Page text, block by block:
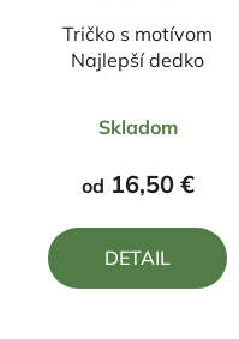
Tričko s motívom
Najlepší dedko
hodnotenie
produktu
je
5,0
z
Skladom
od 16,50 €
DETAIL